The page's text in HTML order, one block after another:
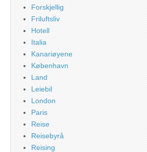
Forskjellig
Friluftsliv
Hotell
Italia
Kanariøyene
København
Land
Leiebil
London
Paris
Reise
Reisebyrå
Reising